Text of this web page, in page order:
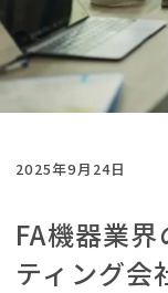
2025年9月24日
FA機器業
ティング会